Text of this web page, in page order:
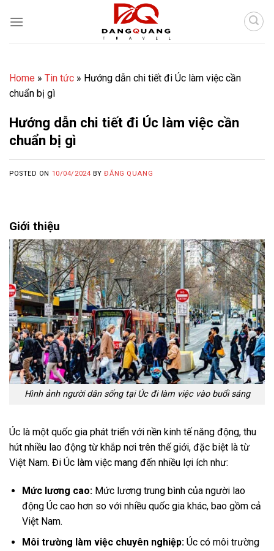
Home » Tin tức » Hướng dẫn chi tiết đi Úc làm việc cần
chuẩn bị gì
Hướng dẫn chi tiết đi Úc làm việc cần
chuẩn bị gì
POSTED ON 10/04/2024 BYĐĂNG QUANG
Giới thiệu
Hình ảnh người dân sống tại Úc đi làm việc vào buổi sáng
Úc là một quốc gia phát triển với nền kinh tế năng động, thu
hút nhiều lao động từ khắp nơi trên thế giới, đặc biệt là từ
Việt Nam. Đi Úc làm việc mang đến nhiều lợi ích như:
Mức lương cao:Mức lương trung bình của người lao
động Úc cao hơn so với nhiều quốc gia khác, bao gồm cả
Việt Nam.
Môi trường làm việc chuyên nghiệp:Úc có môi trường